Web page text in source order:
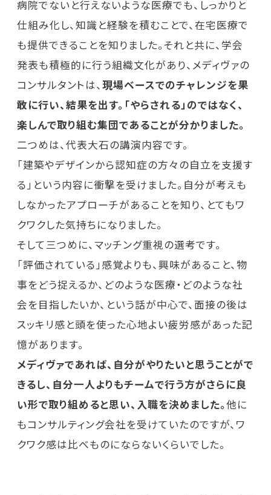
病院でないと行えないような医療でも、しっかりと
仕組み化し、知識と経験を積むことで、在宅医療で
も提供できることを知りました。それと共に、学会
発表も積極的に行う組織文化があり、メディヴァの
コンサルタントは、現場ベースでのチャレンジを果
敢に行い、結果を出す。「やらされる」のではなく、
楽しんで取り組む集団であることが分かりました。
二つめは、代表大石の講演内容です。
「建築やデザインから認知症の方々の自立を支援す
る」という内容に衝撃を受けました。自分が考えも
しなかったアプローチがあることを知り、とてもワ
クワクした気持ちになりました。
そして三つめに、マッチング重視の選考です。
「評価されている」感覚よりも、興味があること、物
事をどう捉えるか、どのような医療・どのような社
会を目指したいか、という話が中心で、面接の後は
スッキリ感と頭を使った心地よい疲労感があった記
憶があります。
メディヴァであれば、自分がやりたいと思うことがで
きるし、自分一人よりもチームで行う方がさらに良
い形で取り組めると思い、入職を決めました。他に
もコンサルティング会社を受けていたのですが、ワ
クワク感は比べものにならないくらいでした。